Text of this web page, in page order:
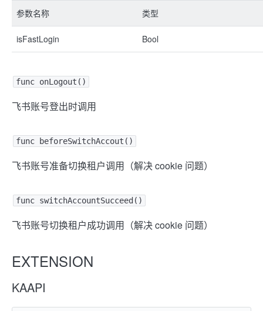
参数名称 类型
isFastLogin Bool
func onLogout()
飞书账号登出时调用
func beforeSwitchAccout()
飞书账号准备切换租户调用（解决 cookie 问题）
func switchAccountSucceed()
飞书账号切换租户成功调用（解决 cookie 问题）
EXTENSION
KAAPI